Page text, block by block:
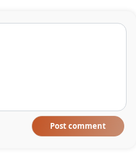
Post comment